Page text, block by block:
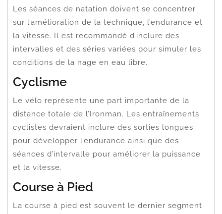
Les séances de natation doivent se concentrer
sur l’amélioration de la technique, l’endurance et
la vitesse. Il est recommandé d’inclure des
intervalles et des séries variées pour simuler les
conditions de la nage en eau libre.
Cyclisme
Le vélo représente une part importante de la
distance totale de l’Ironman. Les entraînements
cyclistes devraient inclure des sorties longues
pour développer l’endurance ainsi que des
séances d’intervalle pour améliorer la puissance
et la vitesse.
Course à Pied
La course à pied est souvent le dernier segment